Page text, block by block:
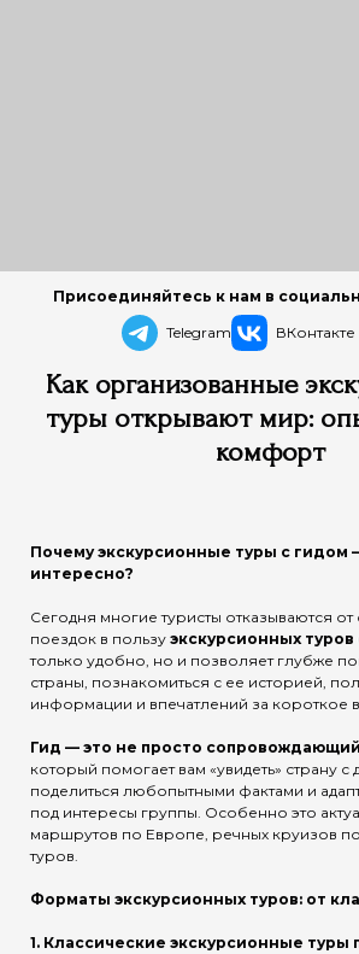
Как организованные
туры открывают мир:
комфорт
Почему экскурсионные туры с гидом
интересно?
Сегодня многие туристы отказываются от
поездок в пользу экскурсионных туров
только удобно, но и позволяет глубже
страны, познакомиться с ее историей,
информации и впечатлений за короткое
Гид — это не просто
который помогает вам «увидеть» страну с
поделиться любопытными фактами и
под интересы группы. Особенно это
маршрутов по Европе, речных круизов
туров.
Форматы экскурсионных туров: от
1. Классические экскурсионные туры
Присоединяйтесь к нам в
Telegram
ВКонтакте